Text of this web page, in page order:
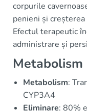
corpurile
penieni și
Efectul terapeutic
administrare și
Metabolism:
CYP3A4
Eliminare: 80%